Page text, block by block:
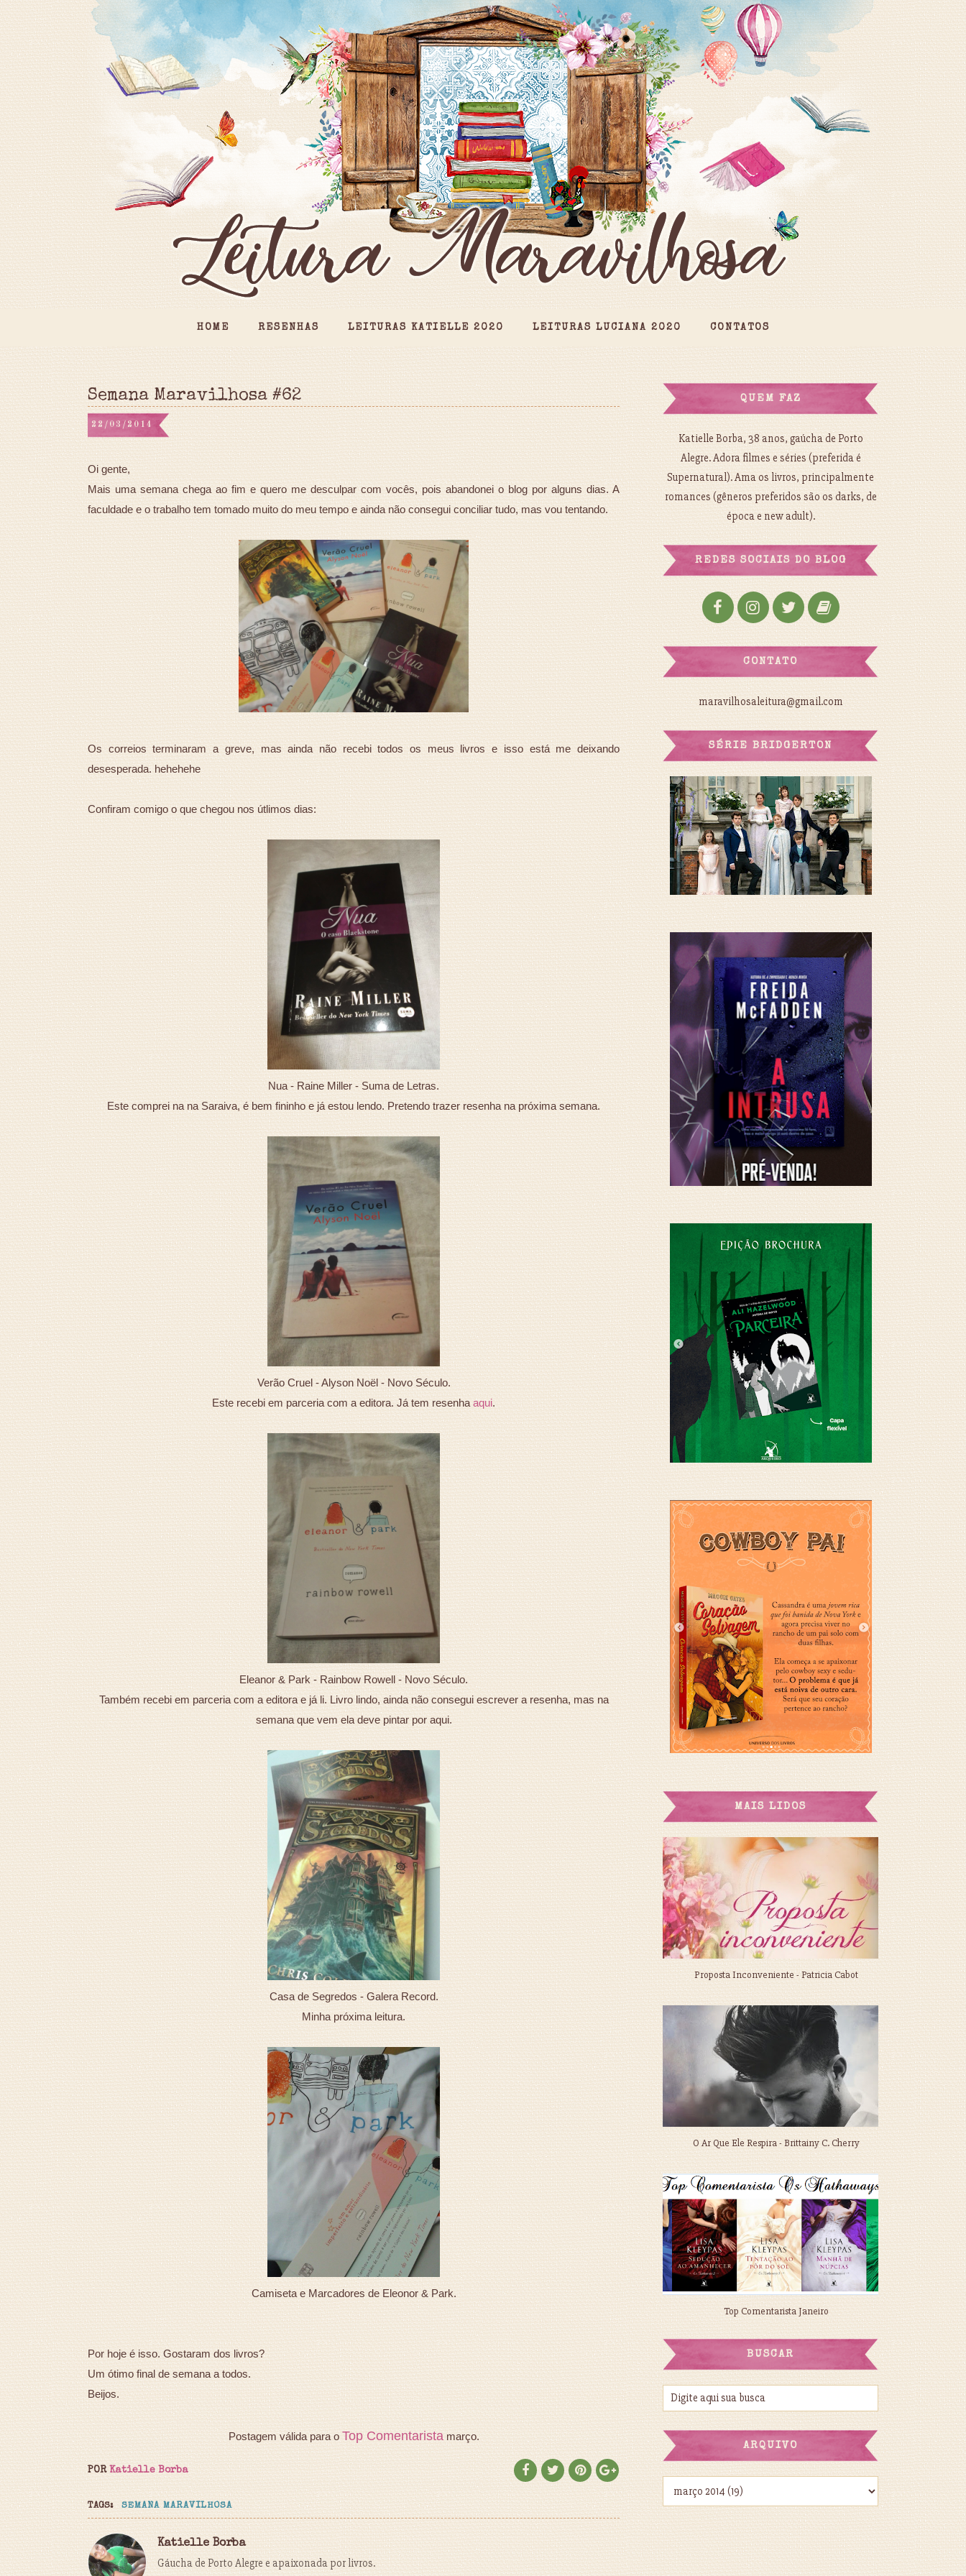
HOME RESENHAS LEITURAS KATIELLE 2020 LEITURAS LUCIANA 2020 CONTATOS
Semana Maravilhosa #62
22/03/2014
Oi gente,
Mais uma semana chega ao fim e quero me desculpar com vocês, pois abandonei o blog por alguns dias. A
faculdade e o trabalho tem tomado muito do meu tempo e ainda não consegui conciliar tudo, mas vou tentando.
Os correios terminaram a greve, mas ainda não recebi todos os meus livros e isso está me deixando
desesperada. hehehehe
Confiram comigo o que chegou nos útlimos dias:
Nua - Raine Miller - Suma de Letras.
Este comprei na na Saraiva, é bem fininho e já estou lendo. Pretendo trazer resenha na próxima semana.
Verão Cruel - Alyson Noël - Novo Século.
Este recebi em parceria com a editora. Já tem resenha aqui.
Eleanor & Park - Rainbow Rowell - Novo Século.
Também recebi em parceria com a editora e já li. Livro lindo, ainda não consegui escrever a resenha, mas na
semana que vem ela deve pintar por aqui.
Casa de Segredos - Galera Record.
Minha próxima leitura.
Camiseta e Marcadores de Eleonor & Park.
Por hoje é isso. Gostaram dos livros?
Um ótimo final de semana a todos.
Beijos.
Postagem válida para o Top Comentaristamarço.
POR Katielle Borba
TAGS: SEMANA MARAVILHOSA
Katielle Borba
Gáucha de Porto Alegre e apaixonada por livros.
QUEM FAZ
Katielle Borba, 38 anos, gaúcha de Porto
Alegre. Adora filmes e séries (preferida é
Supernatural). Ama os livros, principalmente
romances (gêneros preferidos são os darks, de
época e new adult).
REDES SOCIAIS DO BLOG
CONTATO
maravilhosaleitura@gmail.com
SÉRIE BRIDGERTON
MAIS LIDOS
Proposta Inconveniente - Patricia Cabot
O Ar Que Ele Respira - Brittainy C. Cherry
Top Comentarista Janeiro
BUSCAR
ARQUIVO